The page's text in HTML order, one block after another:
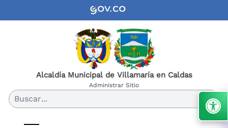
Alcaldía Municipal de Villamaría en Caldas
Administrar Sitio
Buscar...